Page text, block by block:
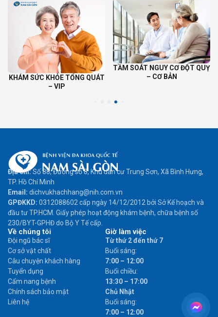
TỔNG QUÁT
TẦM SOÁT NGUY CƠ ĐỘT QUỴ
– CƠ BẢN
TẦM SOÁT NGUY
Địa chỉ:Số 88, Đường số 8, Khu dân cư Trung Sơn, Xã Bình Hưng,
TP. Hồ Chí Minh
Email: dichvukhachhang@nih.com.vn
GPĐKKD: 0312088602 cấp ngày 14/12/2012 bởi Sở Kế hoạch và
đầu tư TP.HCM. Giấy phép hoạt động khám bệnh, chữa bệnh số
230/BYT-GPHĐ do Bộ Y Tế cấp.
Về chúng tôi
Đội ngũ bác sĩ
Cơ sở vật chất
Câu chuyện khách hàng
Tuyển dụng
Cẩm nang bệnh
Chính sách bảo mật
Liên hệ
Giờ làm việc
Từ thứ 2 đến thứ 7
Buổi sáng:
7:00 – 12:00
Buổi chiều:
13:30 – 17:00
Chủ Nhật
Buổi sáng:
7:00 – 12:00